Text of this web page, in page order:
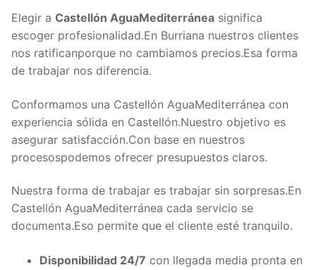
Elegir a Castellón AguaMediterránea significa
escoger profesionalidad.En Burriana nuestros clientes
nos ratificanporque no cambiamos precios.Esa forma
de trabajar nos diferencia.
Conformamos una Castellón AguaMediterránea con
experiencia sólida en Castellón.Nuestro objetivo es
asegurar satisfacción.Con base en nuestros
procesospodemos ofrecer presupuestos claros.
Nuestra forma de trabajar es trabajar sin sorpresas.En
Castellón AguaMediterránea cada servicio se
documenta.Eso permite que el cliente esté tranquilo.
Disponibilidad 24/7 con llegada media pronta en